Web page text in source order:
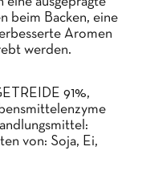
beim Backen, eine
Aromen
werden.
91%,
von: Soja, Ei,